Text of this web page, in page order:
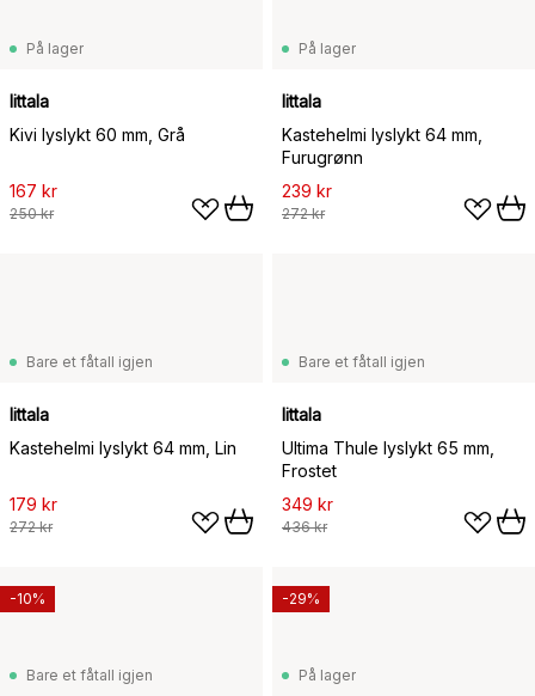
På lager
Iittala
Kivi lyslykt 60 mm, Grå
167 kr
250 kr
På lager
Iittala
Kastehelmi lyslykt 64 mm,
Furugrønn
239 kr
272 kr
Bare et fåtall igjen
Iittala
Kastehelmi lyslykt 64 mm, Lin
179 kr
272 kr
Bare et fåtall igjen
Iittala
Ultima Thule lyslykt 65 mm,
Frostet
349 kr
436 kr
Bare et fåtall igjen
-10%
På lager
-29%